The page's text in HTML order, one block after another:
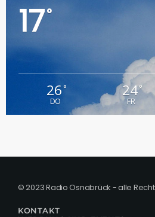
17°
26°
DO
24°
FR
© 2023 Radio Osnabrück - alle
KONTAKT